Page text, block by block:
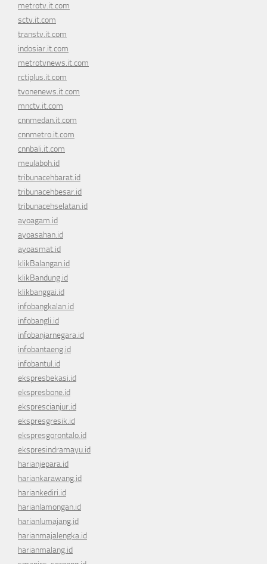
metrotv.it.com
sctv.it.com
transtv.it.com
indosiar.it.com
metrotvnews.it.com
rctiplus.it.com
tvonenews.it.com
mnctv.it.com
cnnmedan.it.com
cnnmetro.it.com
cnnbali.it.com
meulaboh.id
tribunacehbarat.id
tribunacehbesar.id
tribunacehselatan.id
ayoagam.id
ayoasahan.id
ayoasmat.id
klikBalangan.id
klikBandung.id
klikbanggai.id
infobangkalan.id
infobangli.id
infobanjarnegara.id
infobantaeng.id
infobantul.id
ekspresbekasi.id
ekspresbone.id
eksprescianjur.id
ekspresgresik.id
ekspresgorontalo.id
ekspresindramayu.id
harianjepara.id
hariankarawang.id
hariankediri.id
harianlamongan.id
harianlumajang.id
harianmajalengka.id
harianmalang.id